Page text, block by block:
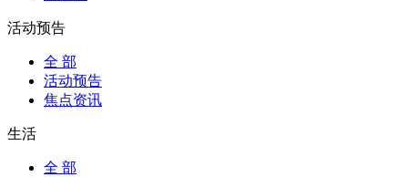
活动预告
全 部
活动预告
焦点资讯
生活
全 部